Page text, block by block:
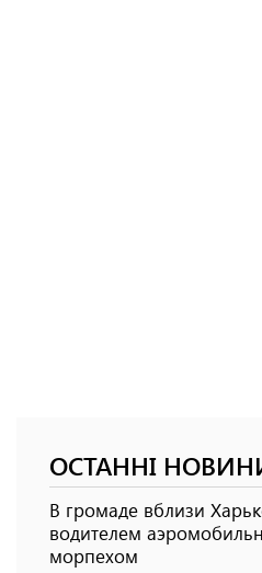
ОСТАННІ
В громаде вблизи
водителем
морпехом